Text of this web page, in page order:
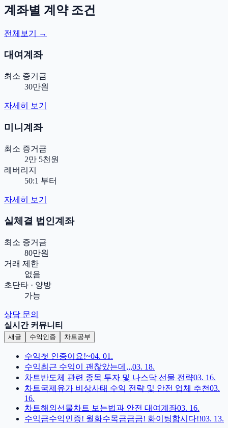
계좌별 계약 조건
전체보기 →
대여계좌
최소 증거금
30만원
자세히 보기
미니계좌
최소 증거금
2만 5천원
레버리지
50:1 부터
자세히 보기
실체결 법인계좌
최소 증거금
80만원
거래 제한
없음
초단타 · 양방
가능
상담 문의
실시간 커뮤니티
새글 수익인증 차트공부
수익첫 인증이요!~04. 01.
수익최근 수익이 괜찮았는데,,,03. 18.
차트반도체 관련 종목 투자 및 나스닥 선물 전략03. 16.
차트국제유가 비상사태 수익 전략 및 안전 업체 추천03.
16.
차트해외선물차트 보는법과 안전 대여계좌03. 16.
수익금수익인증! 월화수목금금금! 화이팅합시다!!03. 13.